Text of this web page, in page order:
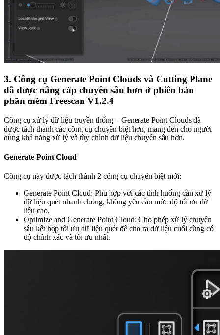
3. Công cụ Generate Point Clouds và Cutting Plane
đã được nâng cấp chuyên sâu hơn ở phiên bản
phần mềm Freescan V1.2.4
Công cụ xử lý dữ liệu truyền thống – Generate Point Clouds đã
được tách thành các công cụ chuyên biệt hơn, mang đến cho người
dùng khả năng xử lý và tùy chỉnh dữ liệu chuyên sâu hơn.
Generate Point Cloud
Công cụ này được tách thành 2 công cụ chuyên biệt mới:
Generate Point Cloud: Phù hợp với các tình huống cần xử lý
dữ liệu quét nhanh chóng, không yêu cầu mức độ tối ưu dữ
liệu cao.
Optimize and Generate Point Cloud: Cho phép xử lý chuyên
sâu kết hợp tối ưu dữ liệu quét để cho ra dữ liệu cuối cùng có
độ chính xác và tối ưu nhất.